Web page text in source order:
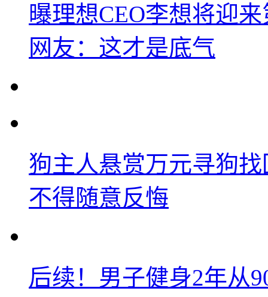
曝理想CEO李想将迎
网友：这才是底气
狗主人悬赏万元寻狗
不得随意反悔
后续！男子健身2年从